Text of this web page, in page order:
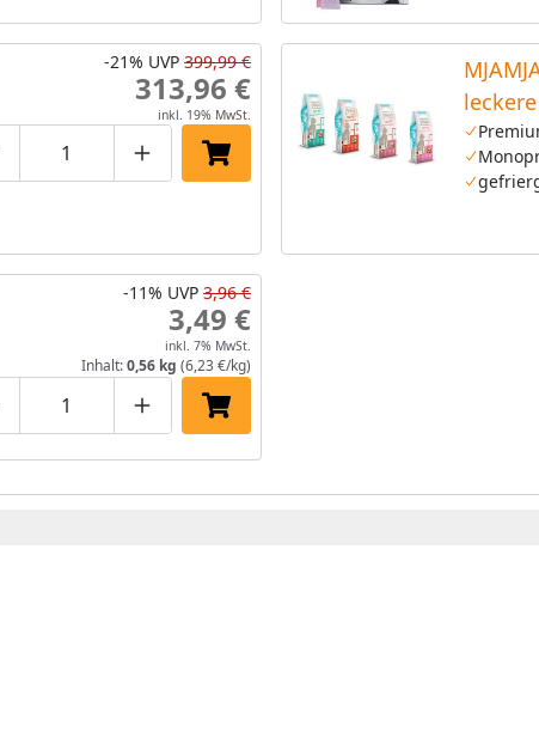
Produktmenge um eins verringern
Produktmenge manuell eingeben
Produktmenge um eins erhöhen
In den Einkaufswagen legen
-21% UVP 399,99 €
313,96 €
inkl. 19% MwSt.
Produktmenge um eins verringern
Produktmenge manuell eingeben
Produktmenge um eins erhöhen
In den Einkaufswagen legen
-11% UVP 3,96 €
3,49 €
inkl. 7% MwSt.
Inhalt:0,56 kg (6,23 €/kg)